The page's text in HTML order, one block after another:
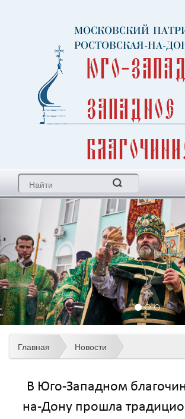
МОСКОВСКИЙ
РОСТОВСКАЯ-НА-
Юго-
Западное
Главная Новости
В Юго-Западном
на-Дону прошла